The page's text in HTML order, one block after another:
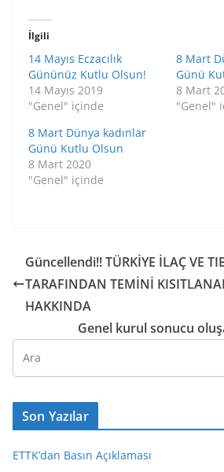
İlgili
14 Mayıs Eczacılık
Gününüz Kutlu Olsun!
14 Mayıs 2019
"Genel" içinde
8 Mart
Günü
8 Mart
"Genel"
8 Mart Dünya kadınlar
Günü Kutlu Olsun
8 Mart 2020
"Genel" içinde
Güncellendi!! TÜRKİYE İLAÇ VE
TARAFINDAN TEMİNİ
HAKKINDA
Genel kurul sonucu
Son Yazılar
ETTK’dan Basın Açıklaması